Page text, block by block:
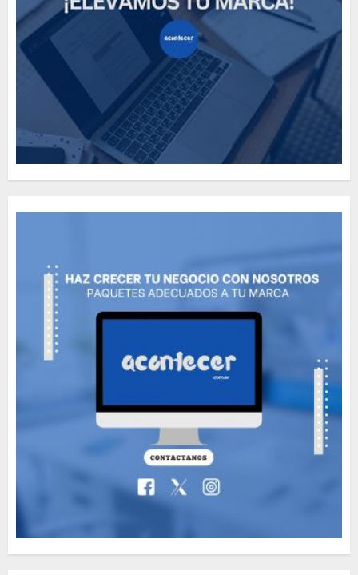
How Many of These Italian
MAYO 14, 2024 811
Need to Know About the
Classic Cars in a Retro
Movie?
The full story of
Thailand’s extraordinary
cave rescue
MAYO 14, 2024
Jorge Messi, el hombre
que acompañó a Lionel